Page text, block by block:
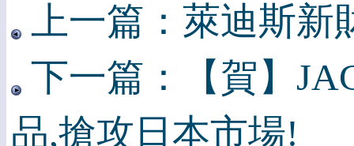
上一篇：萊迪斯
下一篇：【賀】
品,搶攻日本市場!